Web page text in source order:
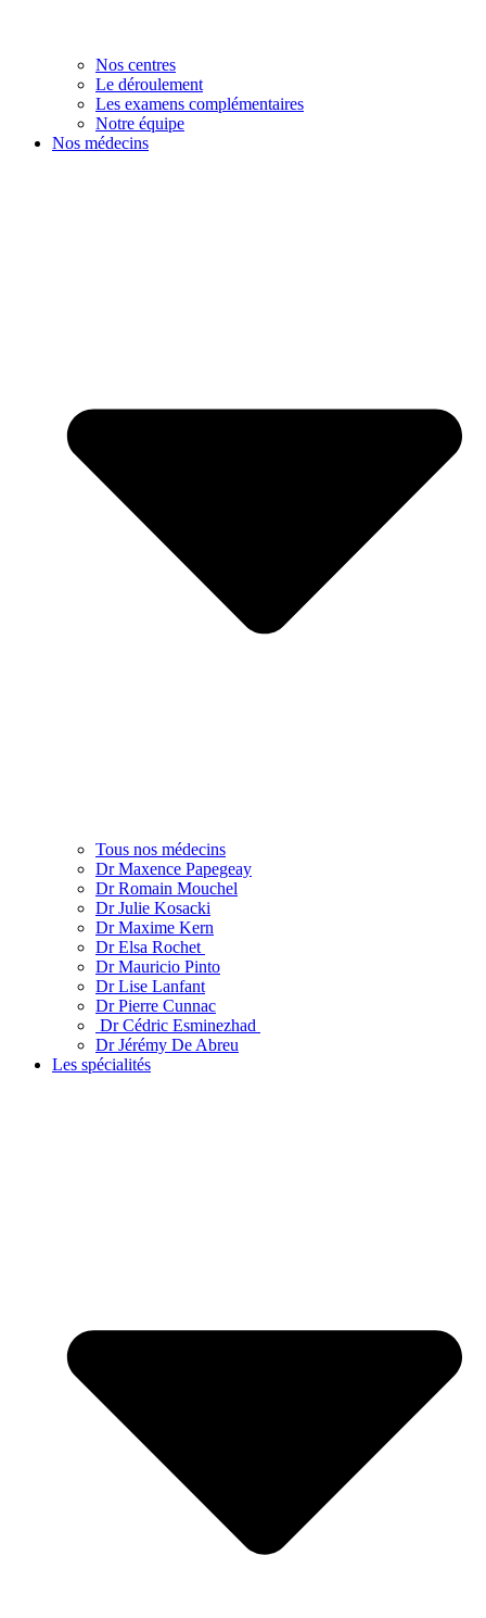
Nos centres
Le déroulement
Les examens complémentaires
Notre équipe
Nos médecins
Tous nos médecins
Dr Maxence Papegeay
Dr Romain Mouchel
Dr Julie Kosacki
Dr Maxime Kern
Dr Elsa Rochet
Dr Mauricio Pinto
Dr Lise Lanfant
Dr Pierre Cunnac
Dr Cédric Esminezhad
Dr Jérémy De Abreu
Les spécialités